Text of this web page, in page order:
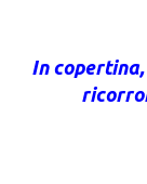
In